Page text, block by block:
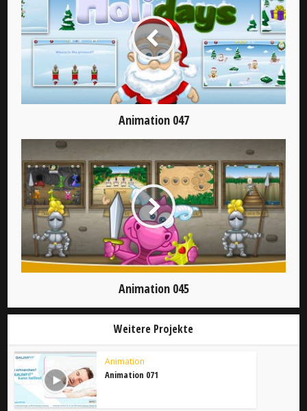
Animation 047
Animation 045
Weitere Projekte
Animation
Animation 071